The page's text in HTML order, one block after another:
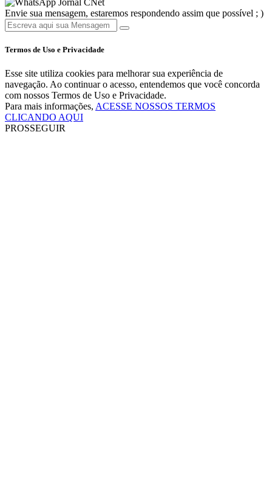
Jornal CNet
Envie sua mensagem, estaremos respondendo assim que possível ; )
Termos de Uso e Privacidade
Esse site utiliza cookies para melhorar sua experiência de
navegação. Ao continuar o acesso, entendemos que você concorda
com nossos Termos de Uso e Privacidade.
Para mais informações, ACESSE NOSSOS TERMOS
CLICANDO AQUI
PROSSEGUIR